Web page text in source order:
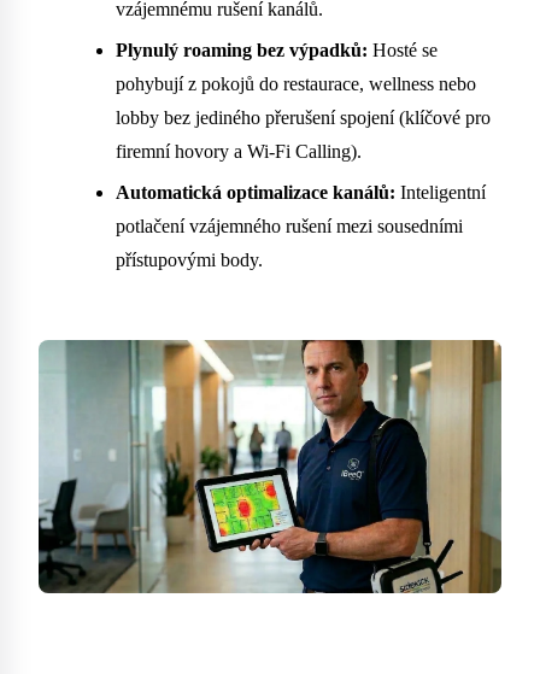
vzájemnému rušení kanálů.
Plynulý roaming bez výpadků: Hosté se
pohybují z pokojů do restaurace, wellness nebo
lobby bez jediného přerušení spojení (klíčové pro
firemní hovory a Wi-Fi Calling).
Automatická optimalizace kanálů: Inteligentní
potlačení vzájemného rušení mezi sousedními
přístupovými body.